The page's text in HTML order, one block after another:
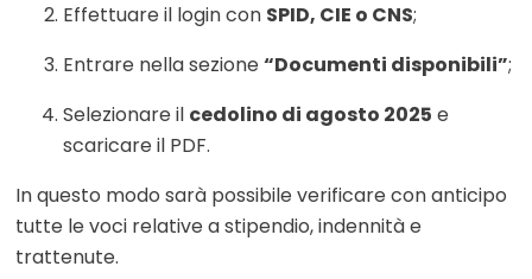
Effettuare il login con SPID, CIE o CNS;
Entrare nella sezione“Documenti disponibili”;
Selezionare il cedolino di agosto 2025 e
scaricare il PDF.
In questo modo sarà possibile verificare con anticipo
tutte le voci relative a stipendio, indennità e
trattenute.